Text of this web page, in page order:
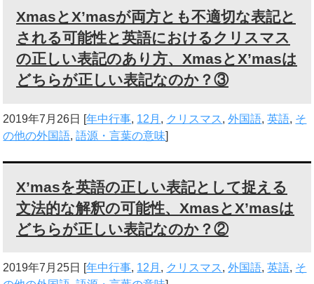
XmasとX’masが両方とも不適切な表記と
される可能性と英語におけるクリスマス
の正しい表記のあり方、XmasとX’masは
どちらが正しい表記なのか？③
2019年7月26日 [年中行事, 12月 , クリスマス,外国語,英語, そ
の他の外国語,語源・言葉の意味]
X’masを英語の正しい表記として捉える
文法的な解釈の可能性、XmasとX’masは
どちらが正しい表記なのか？②
2019年7月25日 [年中行事, 12月 , クリスマス,外国語,英語, そ